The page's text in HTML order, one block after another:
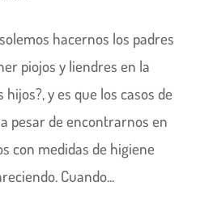
hacernos los padres
piojos y liendres en la
y es que los casos de
pesar de encontrarnos en
con medidas de higiene
Cuando...